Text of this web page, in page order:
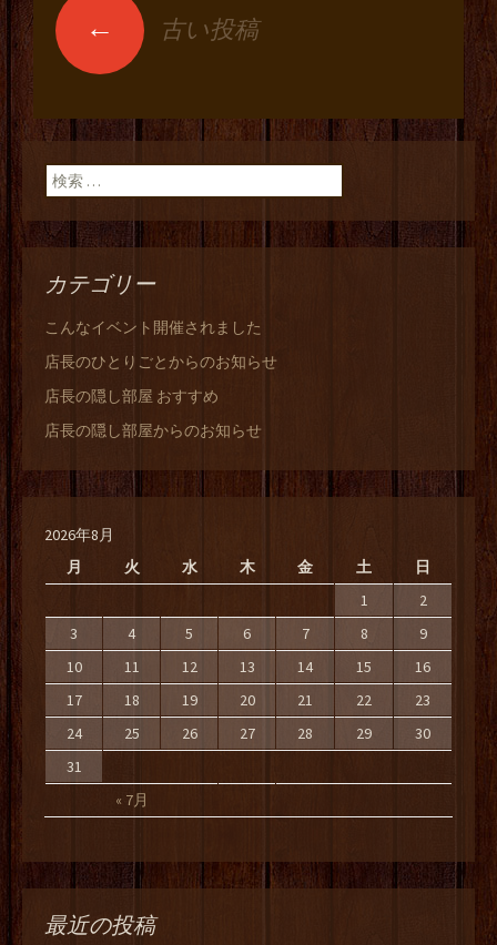
投稿ナビゲーショ
ン
← 古い投稿
検索:
カテゴリー
こんなイベント開催されました
店長のひとりごとからのお知らせ
店長の隠し部屋 おすすめ
店長の隠し部屋からのお知らせ
2026年8月
月
火 水 木 金 土 日
« 7月
1
2
3
4 5 6 7 8
9
10
11 12 13 14 15
16
17
18 19 20 21 22
23
24
25 26 27 28 29
30
31
最近の投稿